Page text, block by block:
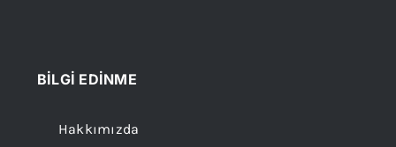
BİLGİ EDİNME
Hakkımızda